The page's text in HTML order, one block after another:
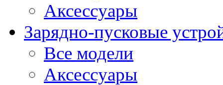
Аксессуары
Зарядно-пусковые
Все модели
Аксессуары